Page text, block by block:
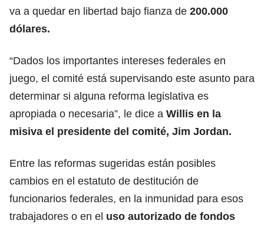
va a quedar en libertad bajo fianza de 200.000
dólares.
“Dados los importantes intereses federales en
juego, el comité está supervisando este asunto para
determinar si alguna reforma legislativa es
apropiada o necesaria”, le dice a Willis en la
misiva el presidente del comité, Jim Jordan.
Entre las reformas sugeridas están posibles
cambios en el estatuto de destitución de
funcionarios federales, en la inmunidad para esos
trabajadores o en el uso autorizado de fondos